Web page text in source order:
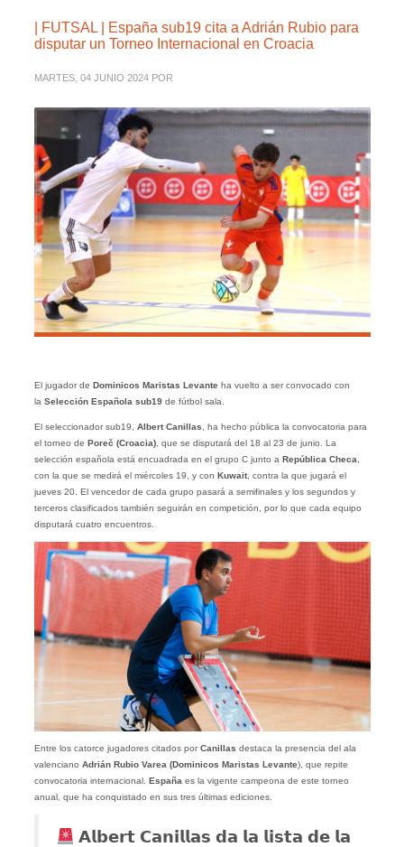
| FUTSAL | España sub19 cita a Adrián Rubio para
disputar un Torneo Internacional en Croacia
MARTES, 04 JUNIO 2024 POR
El jugador de Dominicos Maristas Levanteha vuelto a ser convocado con
la Selección Española sub19de fútbol sala.
El seleccionador sub19, Albert Canillas , ha hecho pública la convocatoria para
el torneo de Poreč (Croacia), que se disputará del 18 al 23 de junio. La
selección española está encuadrada en el grupo C junto a República Checa
con la que se medirá el miércoles 19, y con Kuwait, contra la que jugará el
jueves 20. El vencedor de cada grupo pasará a semifinales y los segundos y
terceros clasificados también seguirán en competición, por lo que cada equipo
disputará cuatro encuentros.
Entre los catorce jugadores citados porCanillas destaca la presencia del ala
valenciano Adrián Rubio Varea (Dominicos Maristas Levante), que repite
convocatoria internacional. España es la vigente campeona de este torneo
anual, que ha conquistado en sus tres últimas ediciones.
𝗔𝗹𝗯𝗲𝗿𝘁 𝗖𝗮𝗻𝗶𝗹𝗹𝗮𝘀 𝗱𝗮 𝗹𝗮 𝗹𝗶𝘀𝘁𝗮 𝗱𝗲 𝗹𝗮